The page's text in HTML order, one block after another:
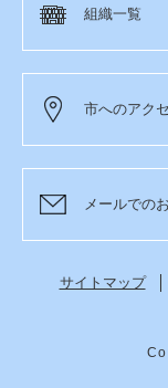
組織一覧
市へのアク
メールでの
サイトマップ